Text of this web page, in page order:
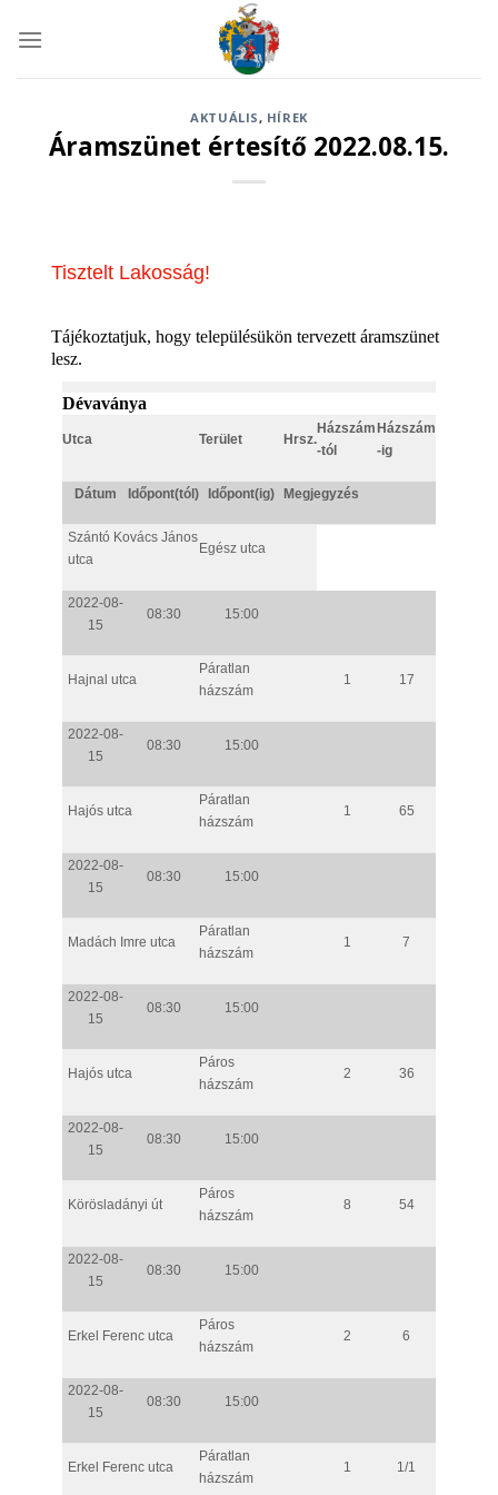
AKTUÁLIS, HÍREK
Áramszünet értesítő 2022.08.15.
Tisztelt Lakosság!
Tájékoztatjuk, hogy településükön tervezett áramszünet
lesz.
Dévaványa
Utca Terület Hrsz.
Házszám
-tól
Házszám
-ig
Dátum Időpont(tól) Időpont(ig) Megjegyzés
Szántó Kovács János
utca
Egész utca
2022-08-
15
08:30 15:00
Hajnal utca
Páratlan
házszám
1 17
2022-08-
15
08:30 15:00
Hajós utca
Páratlan
házszám
1 65
2022-08-
15
08:30 15:00
Madách Imre utca
Páratlan
házszám
1 7
2022-08-
15
08:30 15:00
Hajós utca
Páros
házszám
2 36
2022-08-
15
08:30 15:00
Körösladányi út
Páros
házszám
8 54
2022-08-
15
08:30 15:00
Erkel Ferenc utca
Páros
házszám
2 6
2022-08-
15
08:30 15:00
Erkel Ferenc utca
Páratlan
házszám
1 1/1